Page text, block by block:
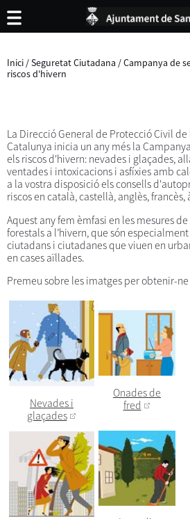
Inici /Seguretat Ciutadana /Campanya de
riscos d'hivern
La Direcció General de Protecció Civil
Catalunya inicia un any més la
els riscos d'hivern: nevades i glaçades,
ventades i intoxicacions i asfíxies amb
a la vostra disposició els consells
riscos en català, castellà, anglès, francès,
Aquest any fem èmfasi en les mesures
forestals a l’hivern, que són
ciutadans i ciutadanes que viuen en
en cases aïllades.
Premeu sobre les imatges per obtenir-
Nevades i
glaçades
Onades de
fred